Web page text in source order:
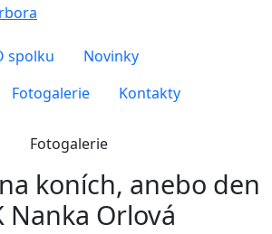
spolku
Novinky
Fotogalerie
Kontakty
Fotogalerie
koních, anebo den
Nanka Orlová